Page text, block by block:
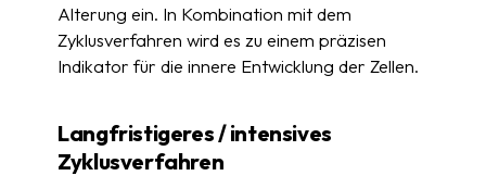
Alterung ein. In Kombination mit dem
Zyklusverfahren wird es zu einem präzisen
Indikator für die innere Entwicklung der Zellen.
Langfristigeres / intensives
Zyklusverfahren